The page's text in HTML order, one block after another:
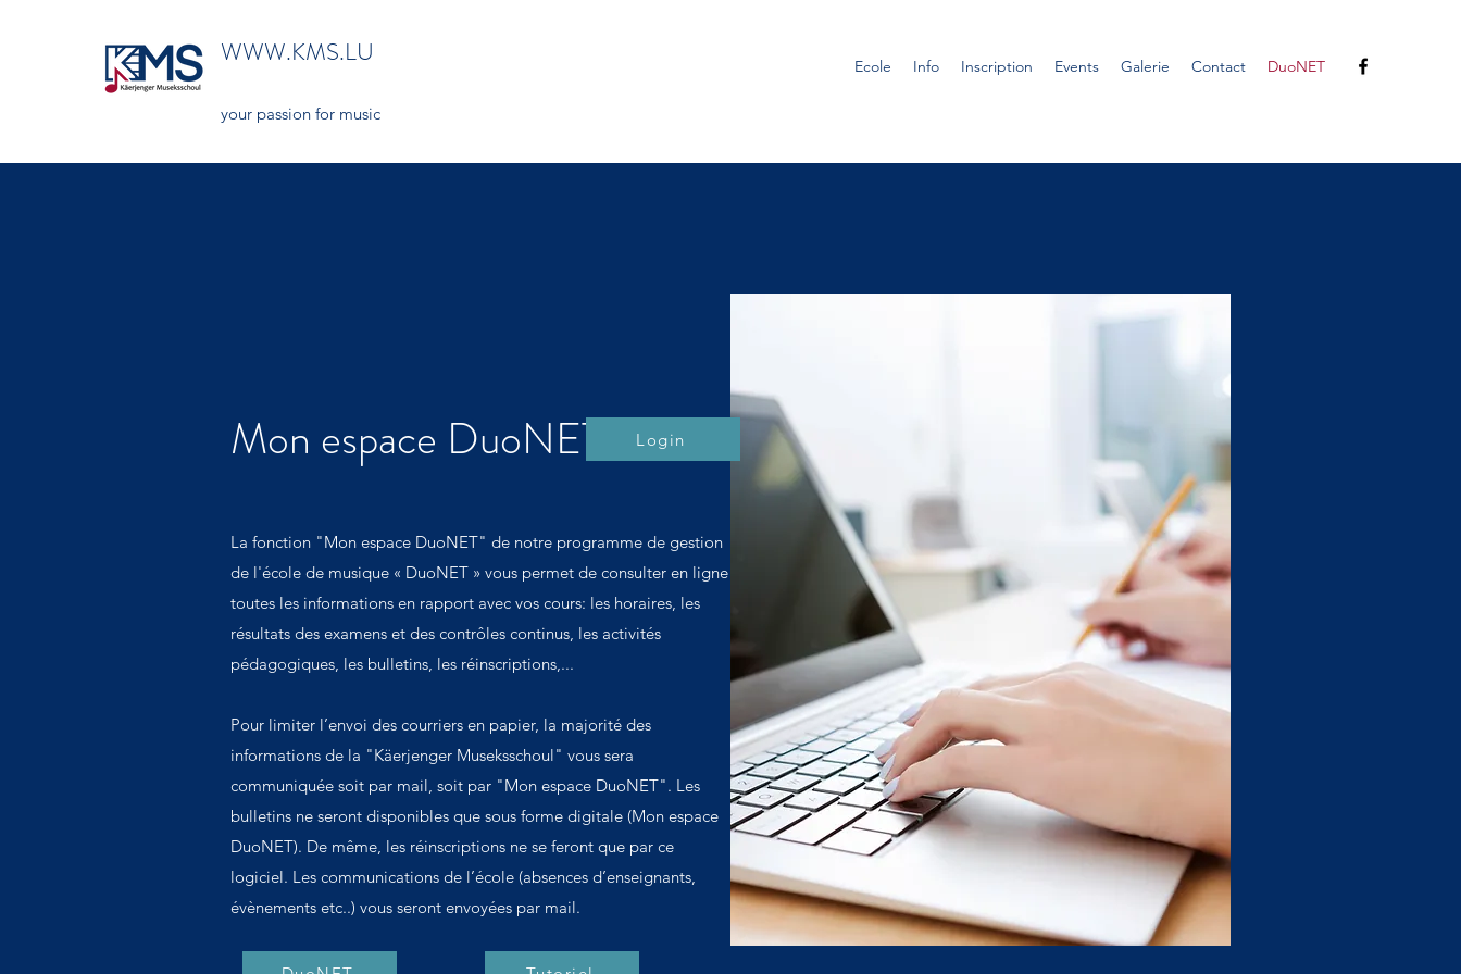
WWW.KMS.LU
your passion for music
Ecole Info Inscription Events Galerie Contact DuoNET
Mon espace DuoNET
La fonction "Mon espace DuoNET" de notre programme de gestion
de l'école de musique « DuoNET » vous permet de consulter en ligne
toutes les informations en rapport avec vos cours: les horaires, les
résultats des examens et des contrôles continus, les activités
pédagogiques, les bulletins, les réinscriptions,...
Pour limiter l’envoi des courriers en papier, la majorité des
informations de la "Käerjenger Museksschoul" vous sera
communiquée soit par mail, soit par "Mon espace DuoNET". Les
bulletins ne seront disponibles que sous forme digitale (Mon espace
DuoNET). De même, les réinscriptions ne se feront que par ce
logiciel. Les communications de l’école (absences d’enseignants,
évènements etc..) vous seront envoyées par mail.
Login